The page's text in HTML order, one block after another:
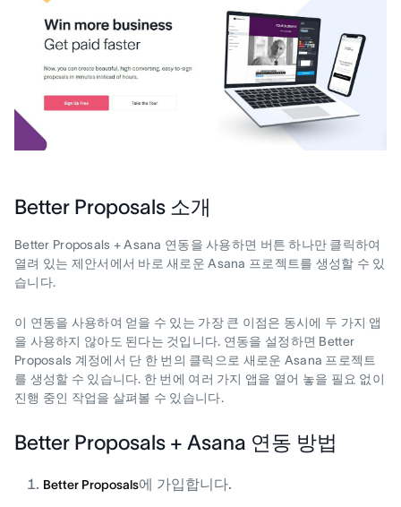
Better Proposals 소개
Better Proposals + Asana 연동을 사용하면 버튼 하나만 클릭하여
열려 있는 제안서에서 바로 새로운 Asana 프로젝트를 생성할 수 있
습니다.
이 연동을 사용하여 얻을 수 있는 가장 큰 이점은 동시에 두 가지 앱
을 사용하지 않아도 된다는 것입니다. 연동을 설정하면 Better
Proposals 계정에서 단 한 번의 클릭으로 새로운 Asana 프로젝트
를 생성할 수 있습니다. 한 번에 여러 가지 앱을 열어 놓을 필요 없이
진행 중인 작업을 살펴볼 수 있습니다.
Better Proposals + Asana 연동 방법
Better Proposals에 가입합니다.